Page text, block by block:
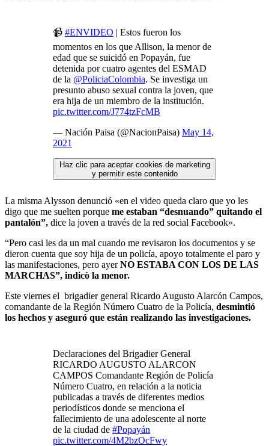
📹 #ENVIDEO | Estos fueron los
momentos en los que Allison, la menor de
edad que se suicidó en Popayán, fue
detenida por cuatro agentes del ESMAD
de la @PoliciaColombia. Se investiga un
presunto abuso sexual contra la joven, que
era hija de un miembro de la institución.
pic.twitter.com/J774tzFcMB
— Nación Paisa (@NacionPaisa) May 14,
2021
Haz clic para aceptar cookies de marketing
y permitir este contenido
La misma Alysson denunció «en el video queda claro que yo les
digo que me suelten porque me estaban “desnuando” quitando el
pantalón”, dice la joven a través de la red social Facebook».
“Pero casi les da un mal cuando me revisaron los documentos y se
dieron cuenta que soy hija de un policía, apoyo totalmente el paro y
las manifestaciones, pero ayerNO ESTABA CON LOS DE LAS
MARCHAS”, indicò la menor.
Este viernes el brigadier general Ricardo Augusto Alarcón Campos,
comandante de la Región Número Cuatro de la Policía, desmintió
los hechos y aseguró que están realizando las investigaciones.
Declaraciones del Brigadier General
RICARDO AUGUSTO ALARCON
CAMPOS Comandante Región de Policía
Número Cuatro, en relación a la noticia
publicadas a través de diferentes medios
periodísticos donde se menciona el
fallecimiento de una adolescente al norte
de la ciudad de #Popayán
pic.twitter.com/4M2bzOcFwy